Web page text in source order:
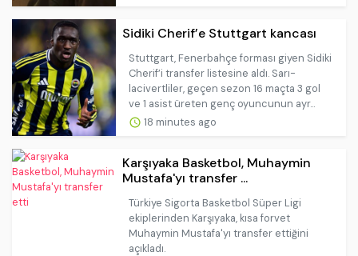
Sidiki Cherif’e Stuttgart kancası
Stuttgart, Fenerbahçe forması giyen Sidiki
Cherif’i transfer listesine aldı. Sarı-
lacivertliler, geçen sezon 16 maçta 3 gol
ve 1 asist üreten genç oyuncunun ayr...
18 minutes ago
Karşıyaka Basketbol, Muhaymin
Mustafa'yı transfer ...
Türkiye Sigorta Basketbol Süper Ligi
ekiplerinden Karşıyaka, kısa forvet
Muhaymin Mustafa'yı transfer ettiğini
açıkladı.